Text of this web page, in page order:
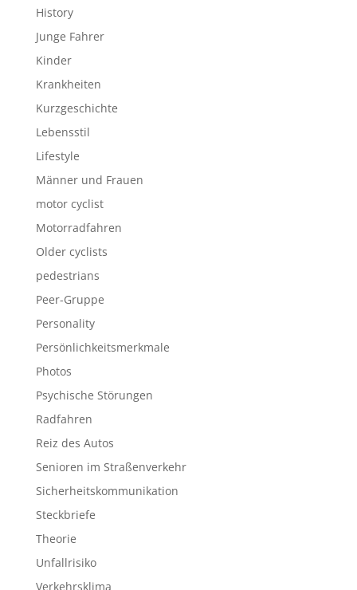
History
Junge Fahrer
Kinder
Krankheiten
Kurzgeschichte
Lebensstil
Lifestyle
Männer und Frauen
motor cyclist
Motorradfahren
Older cyclists
pedestrians
Peer-Gruppe
Personality
Persönlichkeitsmerkmale
Photos
Psychische Störungen
Radfahren
Reiz des Autos
Senioren im Straßenverkehr
Sicherheitskommunikation
Steckbriefe
Theorie
Unfallrisiko
Verkehrsklima